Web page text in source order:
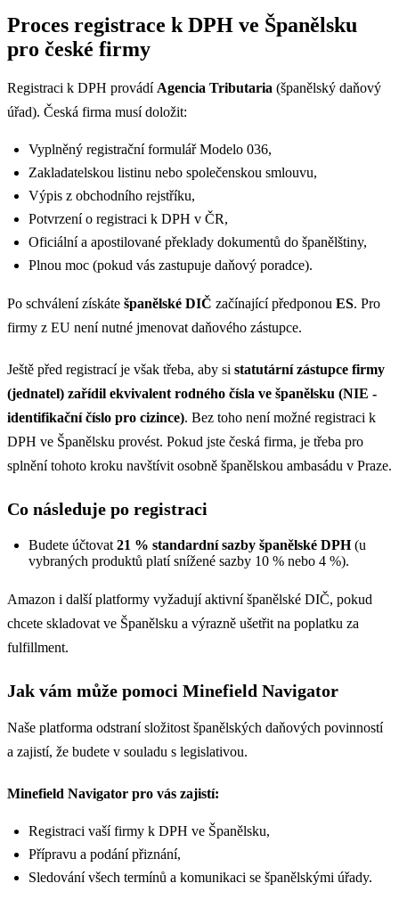
Proces registrace k DPH ve Španělsku
pro české firmy
Registraci k DPH provádí Agencia Tributaria (španělský daňový
úřad). Česká firma musí doložit:
Vyplněný registrační formulář Modelo 036,
Zakladatelskou listinu nebo společenskou smlouvu,
Výpis z obchodního rejstříku,
Potvrzení o registraci k DPH v ČR,
Oficiální a apostilované překlady dokumentů do španělštiny,
Plnou moc (pokud vás zastupuje daňový poradce).
Po schválení získáte španělské DIČ začínající předponou ES. Pro
firmy z EU není nutné jmenovat daňového zástupce.
Ještě před registrací je však třeba, aby si statutární zástupce firmy
(jednatel) zařídil ekvivalent rodného čísla ve španělsku (NIE -
identifikační číslo pro cizince). Bez toho není možné registraci k
DPH ve Španělsku provést. Pokud jste česká firma, je třeba pro
splnění tohoto kroku navštívit osobně španělskou ambasádu v Praze.
Co následuje po registraci
Budete účtovat 21 % standardní sazby španělské DPH(u
vybraných produktů platí snížené sazby 10 % nebo 4 %).
Amazon i další platformy vyžadují aktivní španělské DIČ, pokud
chcete skladovat ve Španělsku a výrazně ušetřit na poplatku za
fulfillment.
Jak vám může pomoci Minefield Navigator
Naše platforma odstraní složitost španělských daňových povinností
a zajistí, že budete v souladu s legislativou.
Minefield Navigator pro vás zajistí:
Registraci vaší firmy k DPH ve Španělsku,
Přípravu a podání přiznání,
Sledování všech termínů a komunikaci se španělskými úřady.